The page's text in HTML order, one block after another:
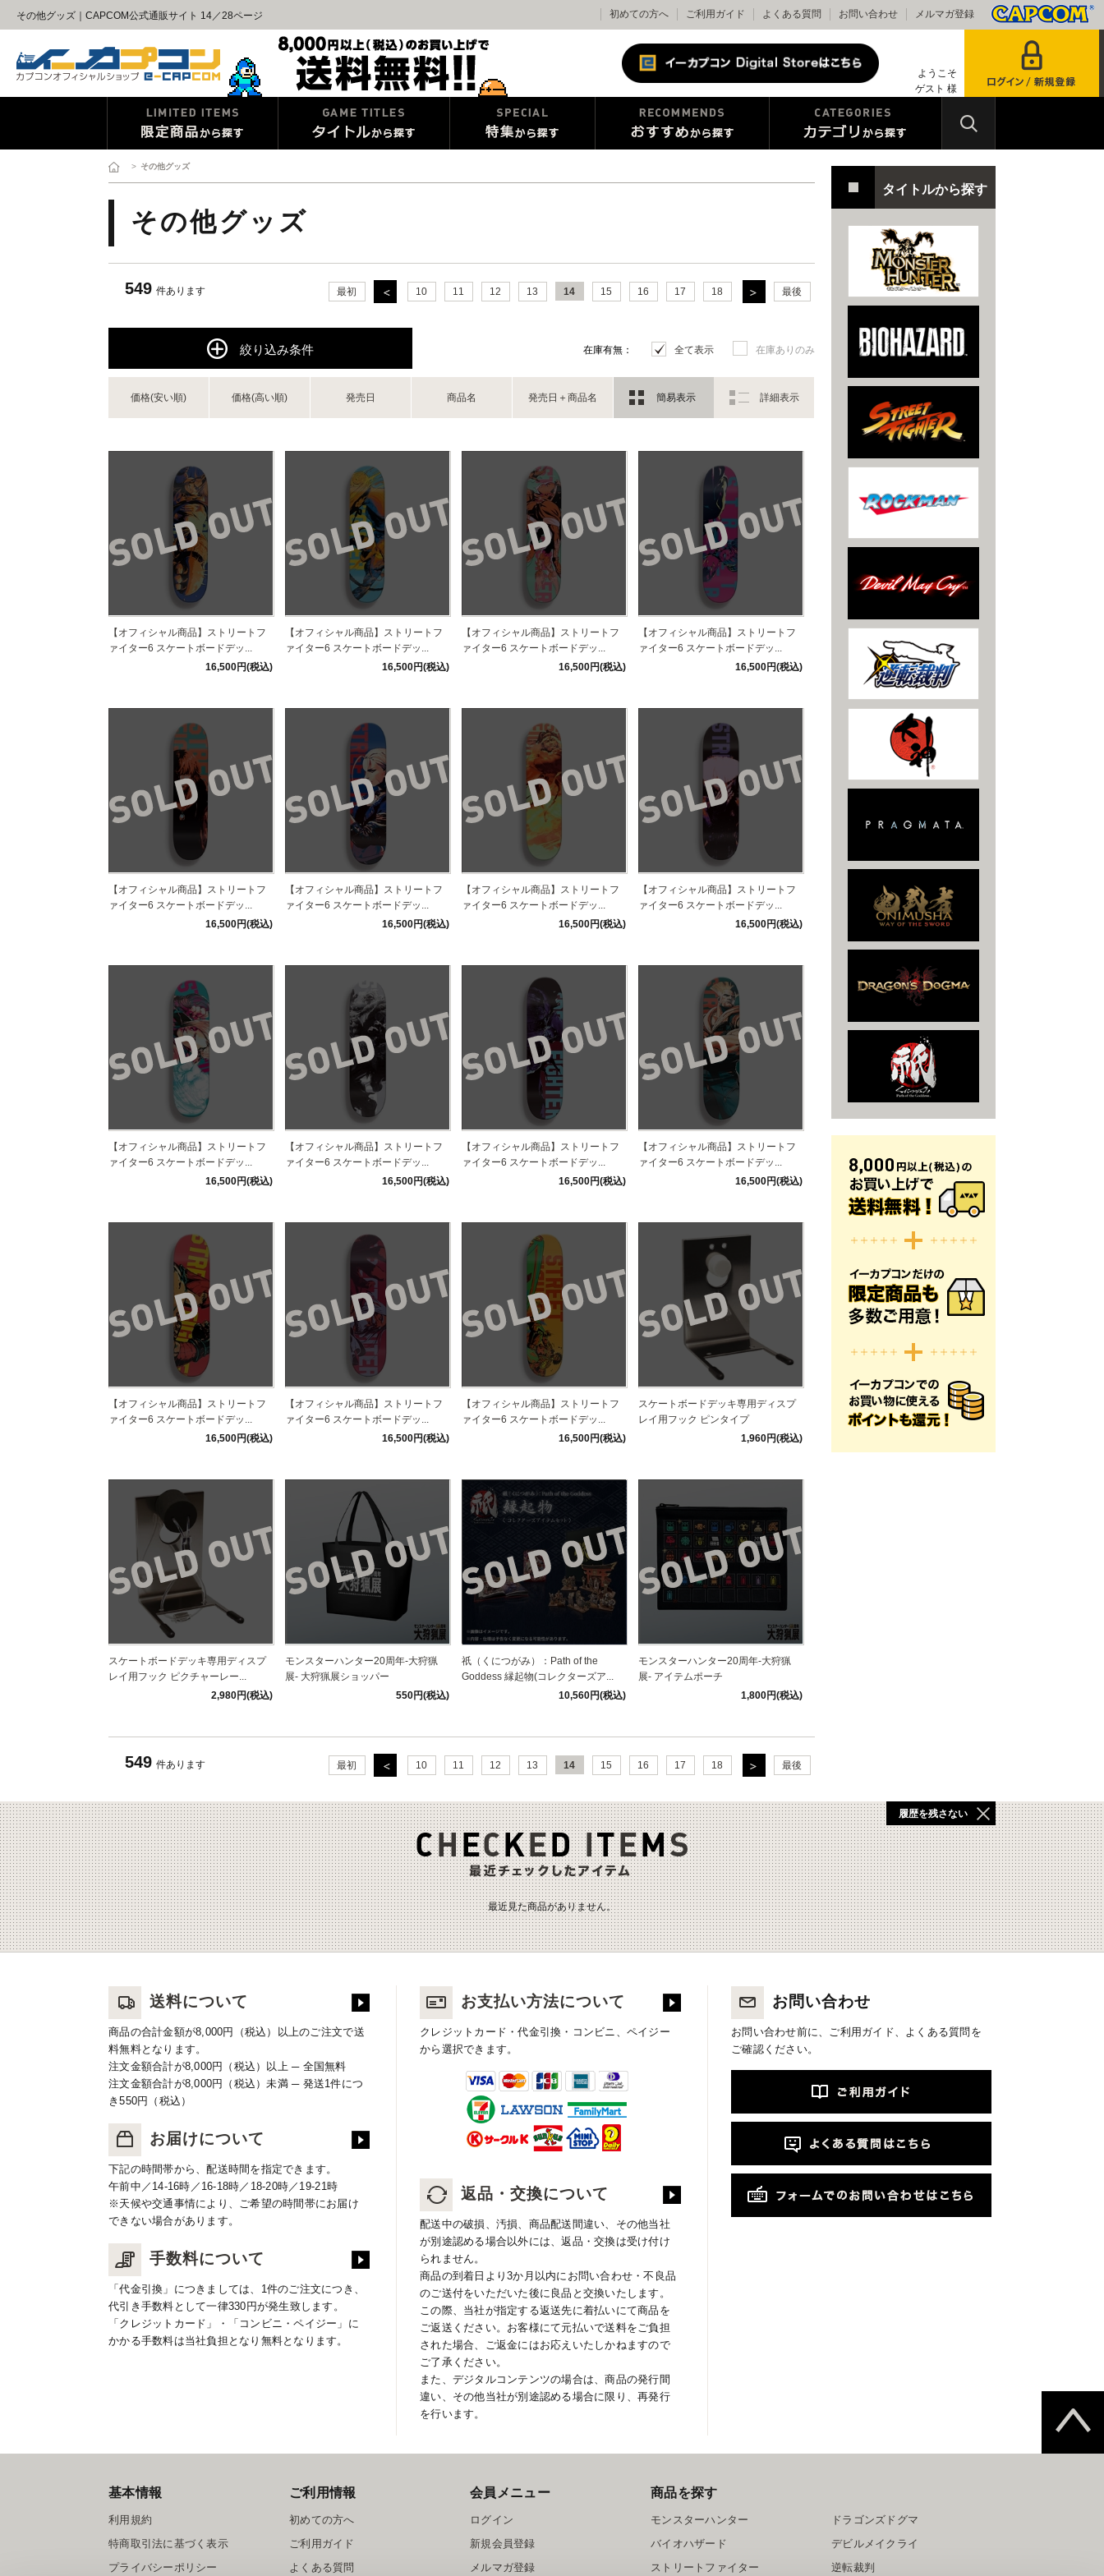
その他グッズ｜CAPCOM公式通販サイト 14／28ページ 初めての方へ ご利用ガイド よくある質問 お問い合わせ メルマガ登録
ようこそ
ゲスト 様
> その他グッズ
その他グッズ
549 件あります 最初 10 11 12 13 14 15 16 17 18 最後
絞り込み条件 在庫有無： 全て表示 在庫ありのみ
価格(安い順) 価格(高い順) 発売日 商品名 発売日＋商品名 簡易表示 詳細表示
【オフィシャル商品】ストリートフ
ァイター6 スケートボードデッ...
16,500円(税込)
【オフィシャル商品】ストリートフ
ァイター6 スケートボードデッ...
16,500円(税込)
【オフィシャル商品】ストリートフ
ァイター6 スケートボードデッ...
16,500円(税込)
【オフィシャル商品】ストリートフ
ァイター6 スケートボードデッ...
16,500円(税込)
【オフィシャル商品】ストリートフ
ァイター6 スケートボードデッ...
16,500円(税込)
【オフィシャル商品】ストリートフ
ァイター6 スケートボードデッ...
16,500円(税込)
【オフィシャル商品】ストリートフ
ァイター6 スケートボードデッ...
16,500円(税込)
【オフィシャル商品】ストリートフ
ァイター6 スケートボードデッ...
16,500円(税込)
【オフィシャル商品】ストリートフ
ァイター6 スケートボードデッ...
16,500円(税込)
【オフィシャル商品】ストリートフ
ァイター6 スケートボードデッ...
16,500円(税込)
【オフィシャル商品】ストリートフ
ァイター6 スケートボードデッ...
16,500円(税込)
【オフィシャル商品】ストリートフ
ァイター6 スケートボードデッ...
16,500円(税込)
【オフィシャル商品】ストリートフ
ァイター6 スケートボードデッ...
16,500円(税込)
【オフィシャル商品】ストリートフ
ァイター6 スケートボードデッ...
16,500円(税込)
【オフィシャル商品】ストリートフ
ァイター6 スケートボードデッ...
16,500円(税込)
スケートボードデッキ専用ディスプ
レイ用フック ピンタイプ
1,960円(税込)
スケートボードデッキ専用ディスプ
レイ用フック ピクチャーレー...
2,980円(税込)
モンスターハンター20周年-大狩猟
展- 大狩猟展ショッパー
550円(税込)
祇（くにつがみ）：Path of the
Goddess 縁起物(コレクターズア...
10,560円(税込)
モンスターハンター20周年-大狩猟
展- アイテムポーチ
1,800円(税込)
549 件あります 最初 10 11 12 13 14 15 16 17 18 最後
タイトルから探す
最近見た商品がありません。
履歴を残さない
送料について
商品の合計金額が8,000円（税込）以上のご注文で送
料無料となります。
注文金額合計が8,000円（税込）以上 ─ 全国無料
注文金額合計が8,000円（税込）未満 ─ 発送1件につ
き550円（税込）
お届けについて
下記の時間帯から、配送時間を指定できます。
午前中／14-16時／16-18時／18-20時／19-21時
※天候や交通事情により、ご希望の時間帯にお届け
できない場合があります。
手数料について
「代金引換」につきましては、1件のご注文につき、
代引き手数料として一律330円が発生致します。
「クレジットカード」・「コンビニ・ペイジー」に
かかる手数料は当社負担となり無料となります。
お支払い方法について
クレジットカード・代金引換・コンビニ、ペイジー
から選択できます。
返品・交換について
配送中の破損、汚損、商品配送間違い、その他当社
が別途認める場合以外には、返品・交換は受け付け
られません。
商品の到着日より3か月以内にお問い合わせ・不良品
のご送付をいただいた後に良品と交換いたします。
この際、当社が指定する返送先に着払いにて商品を
ご返送ください。お客様にて元払いで送料をご負担
された場合、ご返金にはお応えいたしかねますので
ご了承ください。
また、デジタルコンテンツの場合は、商品の発行間
違い、その他当社が別途認める場合に限り、再発行
を行います。
お問い合わせ
お問い合わせ前に、ご利用ガイド、よくある質問を
ご確認ください。
基本情報
利用規約
特商取引法に基づく表示
プライバシーポリシー
ご利用情報
初めての方へ
ご利用ガイド
よくある質問
会員メニュー
ログイン
新規会員登録
メルマガ登録
商品を探す
モンスターハンター
バイオハザード
ストリートファイター
ドラゴンズドグマ
デビルメイクライ
逆転裁判